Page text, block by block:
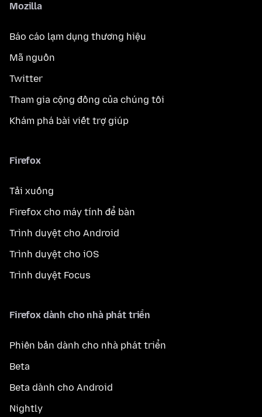
Mozilla
Báo cáo lạm dụng thương hiệu
Mã nguồn
Twitter
Tham gia cộng đồng của chúng tôi
Khám phá bài viết trợ giúp
Firefox
Tải xuống
Firefox cho máy tính để bàn
Trình duyệt cho Android
Trình duyệt cho iOS
Trình duyệt Focus
Firefox dành cho nhà phát triển
Phiên bản dành cho nhà phát triển
Beta
Beta dành cho Android
Nightly